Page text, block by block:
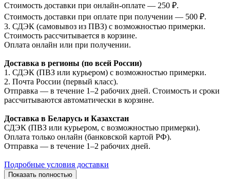
Стоимость доставки при онлайн-оплате — 250 ₽.
Стоимость доставки при оплате при получении — 500 ₽.
3. СДЭК (самовывоз из ПВЗ) с возможностью примерки.
Стоимость рассчитывается в корзине.
Оплата онлайн или при получении.
Доставка в регионы (по всей России)
1. СДЭК (ПВЗ или курьером) с возможностью примерки.
2. Почта России (первый класс).
Отправка — в течение 1–2 рабочих дней. Стоимость и сроки
рассчитываются автоматически в корзине.
Доставка в Беларусь и Казахстан
СДЭК (ПВЗ или курьером, с возможностью примерки).
Оплата только онлайн (банковской картой РФ).
Отправка — в течение 1–2 рабочих дней.
Подробные условия доставки
Показать полностью